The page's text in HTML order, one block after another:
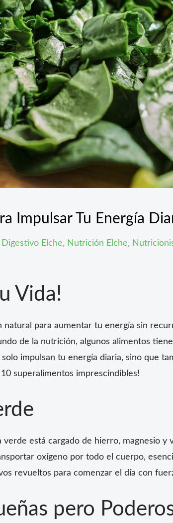
Impulsar Tu Energía
Digestivo Elche, Nutrición Elche,
Vida!
natural para aumentar tu energía sin
de la nutrición, algunos alimentos
impulsan tu energía diaria, sino que
superalimentos imprescindibles!
está cargado de hierro, magnesio y
oxígeno por todo el cuerpo,
revueltos para comenzar el día con
pero